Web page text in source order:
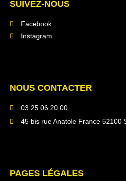
SUIVEZ-NOUS
Facebook
Instagram
NOUS CONTACTER
03 25 06 20 00
45 bis rue Anatole France 52100
PAGES LÉGALES